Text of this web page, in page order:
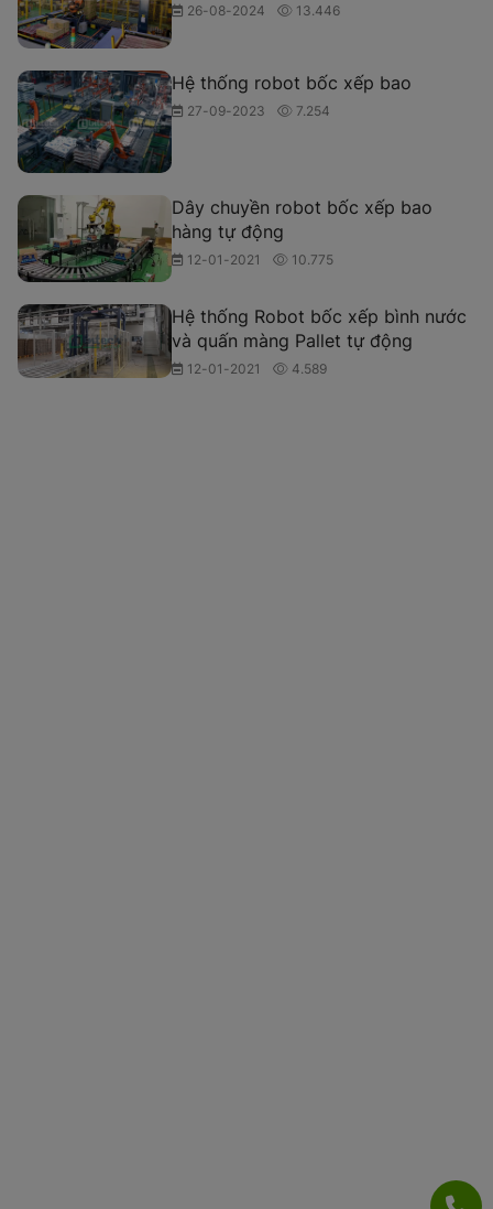
26-08-2024 13.446
Hệ thống robot bốc xếp bao
27-09-2023 7.254
Dây chuyền robot bốc xếp bao
hàng tự động
12-01-2021 10.775
Hệ thống Robot bốc xếp bình nước
và quấn màng Pallet tự động
12-01-2021 4.589